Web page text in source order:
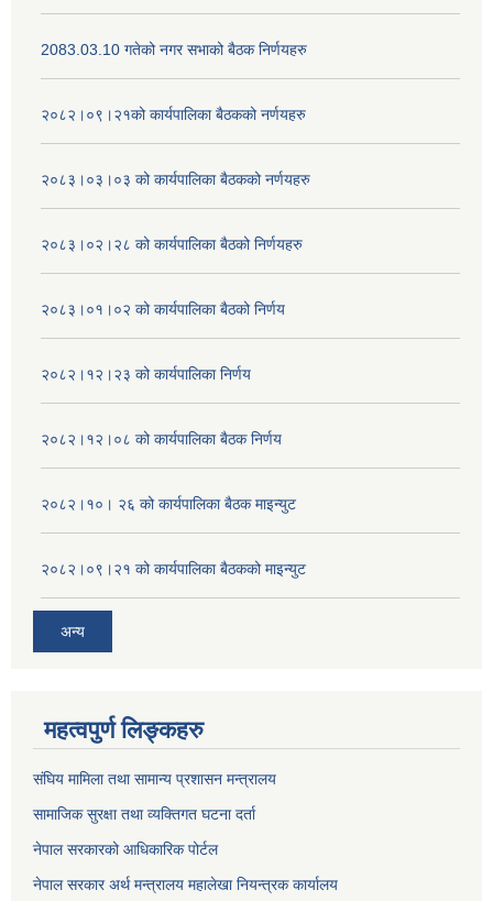
2083.03.10 गतेको नगर सभाको बैठक निर्णयहरु
२०८२।०९।२१को कार्यपालिका बैठकको नर्णयहरु
२०८३।०३।०३ को कार्यपालिका बैठकको नर्णयहरु
२०८३।०२।२८ को कार्यपालिका बैठको निर्णयहरु
२०८३।०१।०२ को कार्यपालिका बैठको निर्णय
२०८२।१२।२३ को कार्यपालिका निर्णय
२०८२।१२।०८ को कार्यपालिका बैठक निर्णय
२०८२।१०। २६ को कार्यपालिका बैठक माइन्युट
२०८२।०९।२१ को कार्यपालिका बैठकको माइन्युट
अन्य
महत्वपुर्ण लिङ्कहरु
संघिय मामिला तथा सामान्य प्रशासन मन्त्रालय
सामाजिक सुरक्षा तथा व्यक्तिगत घटना दर्ता
नेपाल सरकारको आधिकारिक पोर्टल
नेपाल सरकार अर्थ मन्त्रालय महालेखा नियन्त्रक कार्यालय